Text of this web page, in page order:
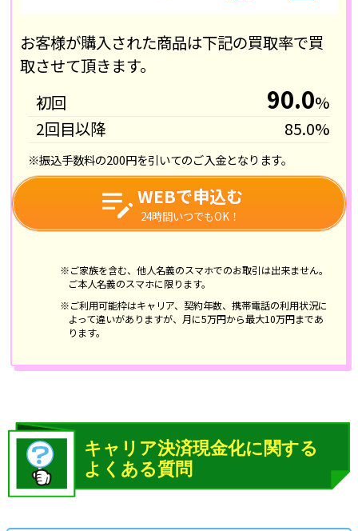
お客様が購入された商品は下記の買取率で買
取させて頂きます。
初回
90.0%
2回目以降
85.0%
※振込手数料の200円を引いてのご入金となります。
WEBで申込む
24時間いつでもOK！
※ご家族を含む、他人名義のスマホでのお取引は出来ません。
ご本人名義のスマホに限ります。
※ご利用可能枠はキャリア、契約年数、携帯電話の利用状況に
よって違いがありますが、月に5万円から最大10万円まであ
ります。